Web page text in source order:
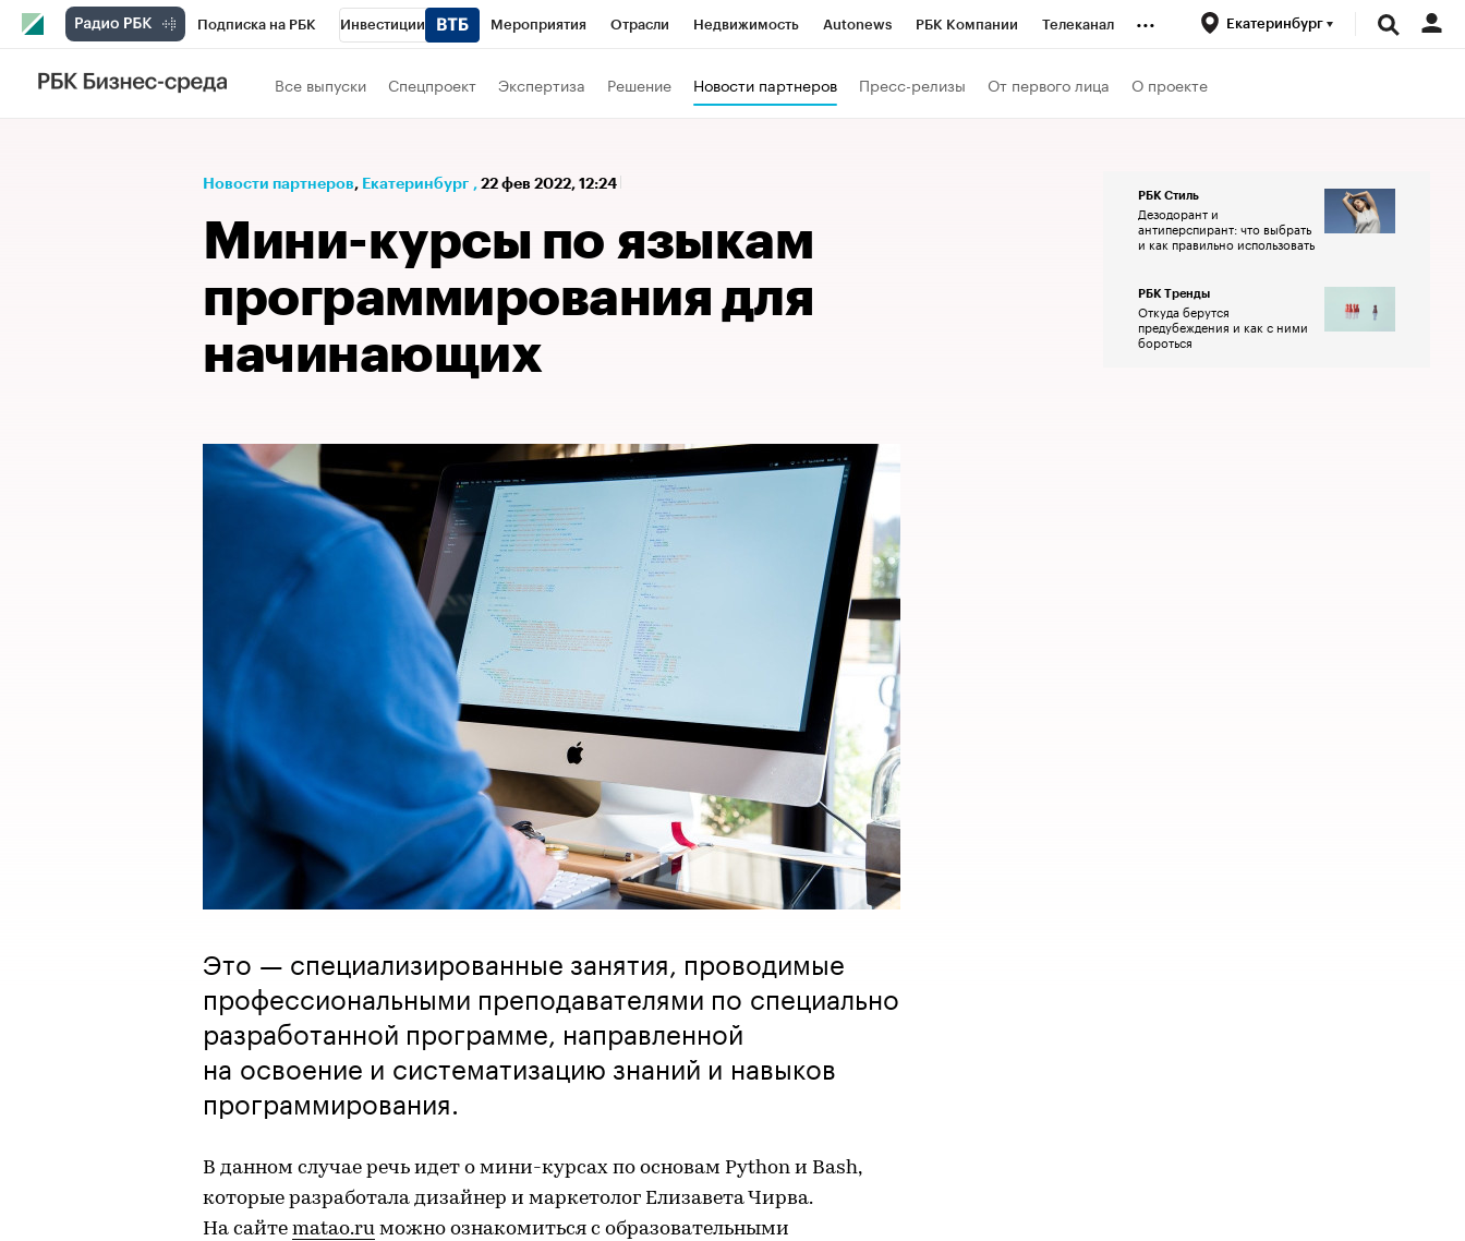
Подписка на РБК Инвестиции Мероприятия Отрасли Недвижимость Autonews РБК Компании Телеканал
РБК Вино
Проверка контрагентов
... Екатеринбург
Все выпуски Спецпроект Экспертиза Решение Новости партнеров Пресс-релизы От первого лица О проекте
Новости партнеров⁠, Екатеринбург , 22 фев 2022, 12:24
Мини-курсы по языкам
программирования для
начинающих
Это — специализированные занятия, проводимые
профессиональными преподавателями по специально
разработанной программе, направленной
на освоение и систематизацию знаний и навыков
программирования.
В данном случае речь идет о мини-курсах по основам Python и Bash,
которые разработала дизайнер и маркетолог Елизавета Чирва.
На сайте matao.ru можно ознакомиться с образовательными
РБК Стиль
Дезодорант и
антиперспирант: что выбрать
и как правильно использовать
РБК Тренды
Откуда берутся
предубеждения и как с ними
бороться